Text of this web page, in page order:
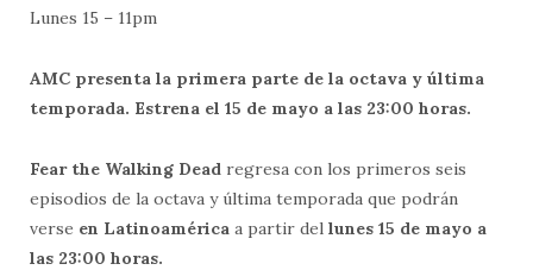
Lunes 15 – 11pm
AMC presenta la primera parte de la octava y última
temporada. Estrena el 15 de mayo a las 23:00 horas.
Fear the Walking Dead regresa con los primeros seis
episodios de la octava y última temporada que podrán
verse en Latinoamérica a partir del lunes 15 de mayo a
las 23:00 horas.